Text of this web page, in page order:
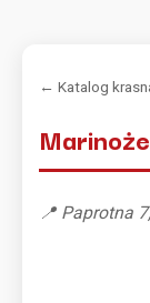
← Katalog
📍 Paprotna